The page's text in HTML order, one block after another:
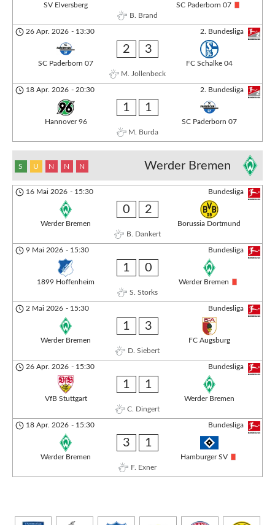
SV Elversberg
SC Paderborn 07
B. Brand
2. Bundesliga
26 Apr. 2026 - 13:30
SC Paderborn 07
2 3
FC Schalke 04
M. Jollenbeck
2. Bundesliga
18 Apr. 2026 - 20:30
Hannover 96
1 1
SC Paderborn 07
M. Burda
Werder Bremen
S U N N N
Bundesliga
16 Mai 2026 - 15:30
Werder Bremen
0 2
Borussia Dortmund
B. Dankert
Bundesliga
9 Mai 2026 - 15:30
1899 Hoffenheim
1 0
Werder Bremen
S. Storks
Bundesliga
2 Mai 2026 - 15:30
Werder Bremen
1 3
FC Augsburg
D. Siebert
Bundesliga
26 Apr. 2026 - 15:30
VfB Stuttgart
1 1
Werder Bremen
C. Dingert
Bundesliga
18 Apr. 2026 - 15:30
Werder Bremen
3 1
Hamburger SV
F. Exner